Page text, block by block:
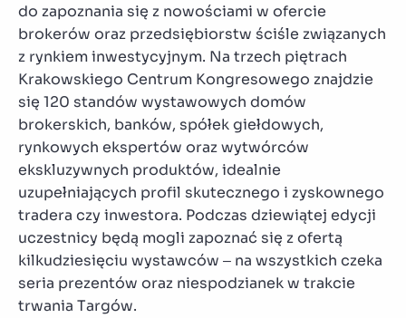
do zapoznania się z nowościami w ofercie
brokerów oraz przedsiębiorstw ściśle związanych
z rynkiem inwestycyjnym. Na trzech piętrach
Krakowskiego Centrum Kongresowego znajdzie
się 120 standów wystawowych domów
brokerskich, banków, spółek giełdowych,
rynkowych ekspertów oraz wytwórców
ekskluzywnych produktów, idealnie
uzupełniających profil skutecznego i zyskownego
tradera czy inwestora. Podczas dziewiątej edycji
uczestnicy będą mogli zapoznać się z ofertą
kilkudziesięciu wystawców – na wszystkich czeka
seria prezentów oraz niespodzianek w trakcie
trwania Targów.